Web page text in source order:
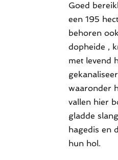
Goed
een 195
behoren
dopheide ,
met levend
waaronder
vallen hier
gladde
hagedis en
hun hol.